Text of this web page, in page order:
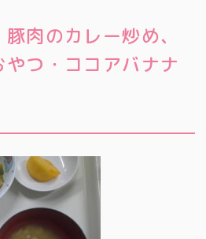
肉のカレー炒め、
やつ・ココアバナナ